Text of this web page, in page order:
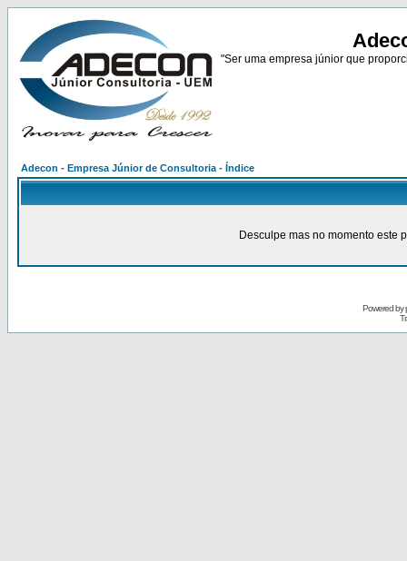
"Ser uma empresa júnior que
Adecon - Empresa Júnior de Consultoria - Índice
Desculpe mas no momento este
Powered by